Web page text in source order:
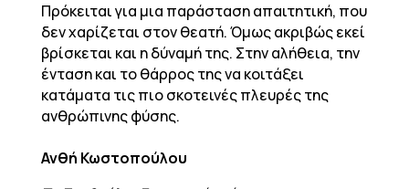
Πρόκειται για μια παράσταση απαιτητική, που
δεν χαρίζεται στον θεατή. Όμως ακριβώς εκεί
βρίσκεται και η δύναμή της. Στην αλήθεια, την
ένταση και το θάρρος της να κοιτάξει
κατάματα τις πιο σκοτεινές πλευρές της
ανθρώπινης φύσης.
Ανθή Κωστοπούλου